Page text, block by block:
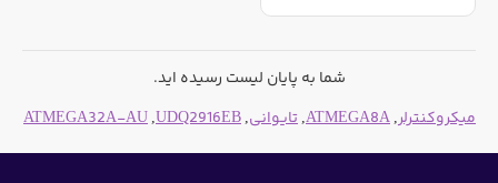
شما به پایان لیست رسیده اید.
میکروکنترلر,
ATMEGA8A
,تایوانی,
UDQ2916EB
,
ATMEGA32A-AU